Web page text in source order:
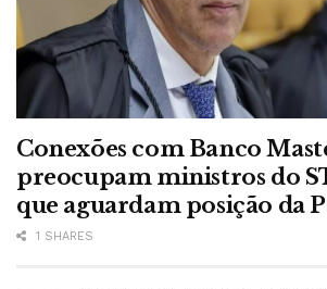
Conexões com Banco
preocupam ministros do
que aguardam posição da
1 SHARES